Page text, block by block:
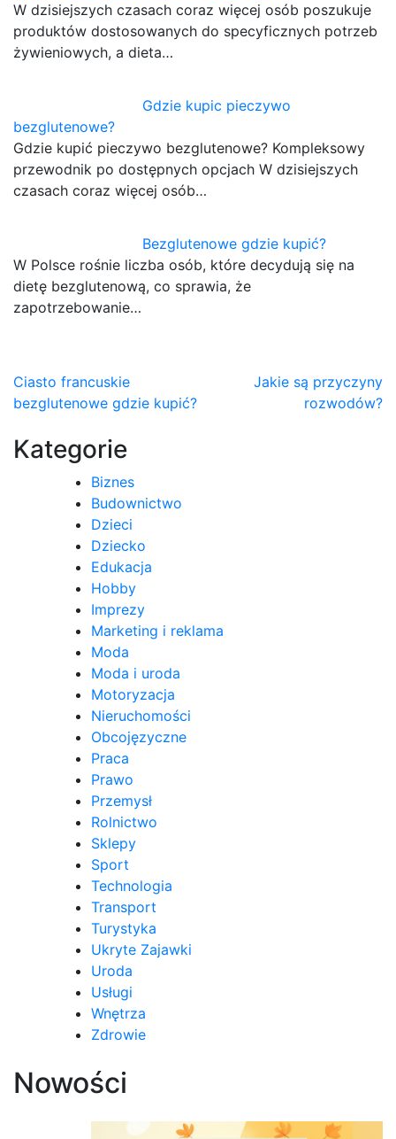
W dzisiejszych czasach coraz więcej osób poszukuje
produktów dostosowanych do specyficznych potrzeb
żywieniowych, a dieta…
Gdzie kupic pieczywo
bezglutenowe?
Gdzie kupić pieczywo bezglutenowe? Kompleksowy
przewodnik po dostępnych opcjach W dzisiejszych
czasach coraz więcej osób…
Bezglutenowe gdzie kupić?
W Polsce rośnie liczba osób, które decydują się na
dietę bezglutenową, co sprawia, że
zapotrzebowanie…
Nawigacja
wpisu
Ciasto francuskie
bezglutenowe gdzie kupić?
Jakie są przyczyny
rozwodów?
Kategorie
Biznes
Budownictwo
Dzieci
Dziecko
Edukacja
Hobby
Imprezy
Marketing i reklama
Moda
Moda i uroda
Motoryzacja
Nieruchomości
Obcojęzyczne
Praca
Prawo
Przemysł
Rolnictwo
Sklepy
Sport
Technologia
Transport
Turystyka
Ukryte Zajawki
Uroda
Usługi
Wnętrza
Zdrowie
Nowości